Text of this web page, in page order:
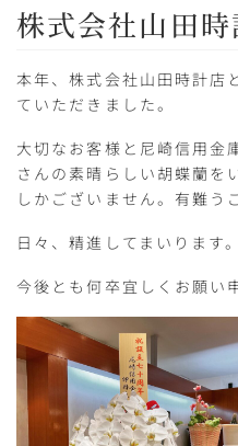
プ
動株式会社山田
本年、株式会社山田時計店
ていただきました。
大切なお客様と尼崎信用金
さんの素晴らしい胡蝶蘭を
しかございません。有難う
日々、精進してまいります。
今後とも何卒宜しくお願い